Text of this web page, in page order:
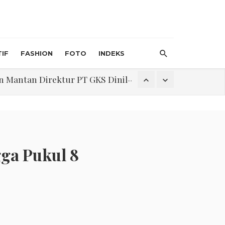
FASHION FOTO INDEKS
Direktur PT GKS Dinilai Rancu
Pukul 8